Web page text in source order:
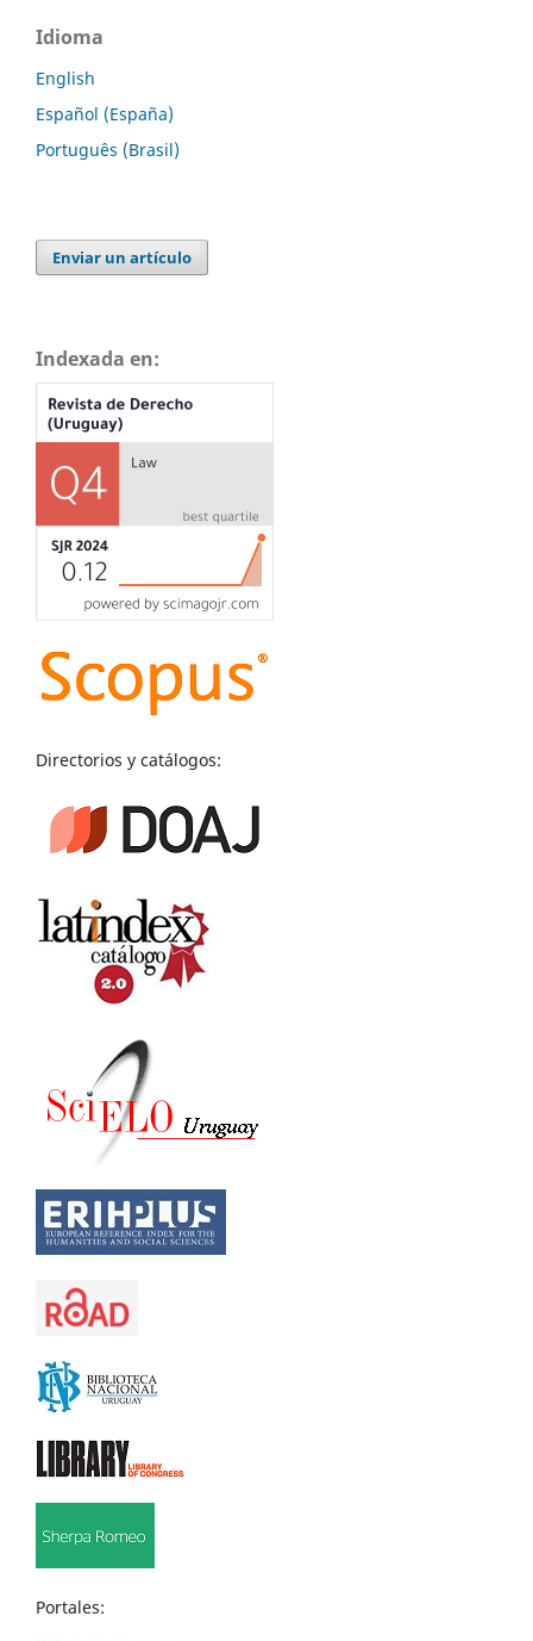
Idioma
English
Español (España)
Português (Brasil)
Enviar un artículo
Indexada en:
Directorios y catálogos:
Portales: